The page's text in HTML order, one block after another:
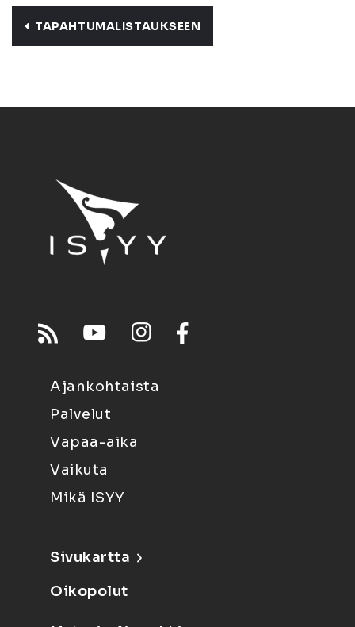
TAPAHTUMALISTAUKSEEN
Ajankohtaista
Palvelut
Vapaa-aika
Vaikuta
Mikä ISYY
Sivukartta
Oikopolut